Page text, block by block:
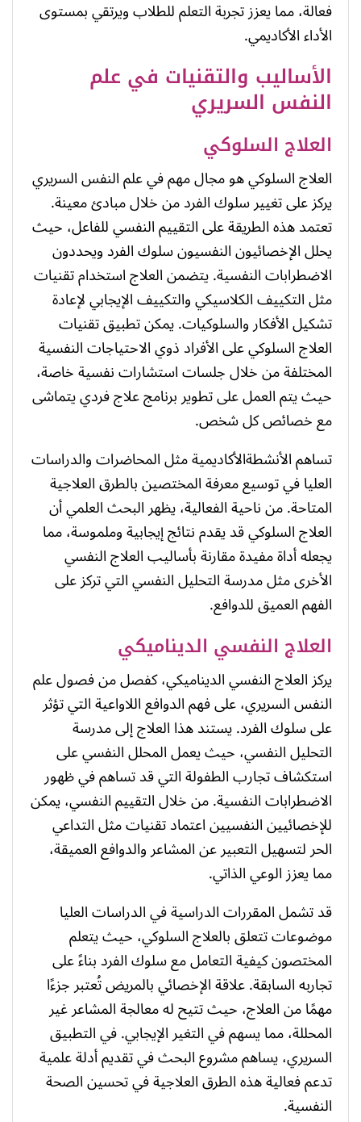
فعالة، مما يعزز تجربة التعلم للطلاب ويرتقي بمستوى
الأداء الأكاديمي.
الأساليب والتقنيات في علم
النفس السريري
العلاج السلوكي
العلاج السلوكي هو مجال مهم في علم النفس السريري
يركز على تغيير سلوك الفرد من خلال مبادئ معينة.
تعتمد هذه الطريقة على التقييم النفسي للفاعل، حيث
يحلل الإخصائيون النفسيون سلوك الفرد ويحددون
الاضطرابات النفسية. يتضمن العلاج استخدام تقنيات
مثل التكييف الكلاسيكي والتكييف الإيجابي لإعادة
تشكيل الأفكار والسلوكيات. يمكن تطبيق تقنيات
العلاج السلوكي على الأفراد ذوي الاحتياجات النفسية
المختلفة من خلال جلسات استشارات نفسية خاصة،
حيث يتم العمل على تطوير برنامج علاج فردي يتماشى
مع خصائص كل شخص.
تساهم الأنشطةالأكاديمية مثل المحاضرات والدراسات
العليا في توسيع معرفة المختصين بالطرق العلاجية
المتاحة. من ناحية الفعالية، يظهر البحث العلمي أن
العلاج السلوكي قد يقدم نتائج إيجابية وملموسة، مما
يجعله أداة مفيدة مقارنة بأساليب العلاج النفسي
الأخرى مثل مدرسة التحليل النفسي التي تركز على
الفهم العميق للدوافع.
العلاج النفسي الديناميكي
يركز العلاج النفسي الديناميكي، كفصل من فصول علم
النفس السريري، على فهم الدوافع اللاواعية التي تؤثر
على سلوك الفرد. يستند هذا العلاج إلى مدرسة
التحليل النفسي، حيث يعمل المحلل النفسي على
استكشاف تجارب الطفولة التي قد تساهم في ظهور
الاضطرابات النفسية. من خلال التقييم النفسي، يمكن
للإخصائيين النفسيين اعتماد تقنيات مثل التداعي
الحر لتسهيل التعبير عن المشاعر والدوافع العميقة،
مما يعزز الوعي الذاتي.
قد تشمل المقررات الدراسية في الدراسات العليا
موضوعات تتعلق بالعلاج السلوكي، حيث يتعلم
المختصون كيفية التعامل مع سلوك الفرد بناءً على
تجاربه السابقة. علاقة الإخصائي بالمريض تُعتبر جزءًا
مهمًا من العلاج، حيث تتيح له معالجة المشاعر غير
المحللة، مما يسهم في التغير الإيجابي. في التطبيق
السريري، يساهم مشروع البحث في تقديم أدلة علمية
تدعم فعالية هذه الطرق العلاجية في تحسين الصحة
النفسية.